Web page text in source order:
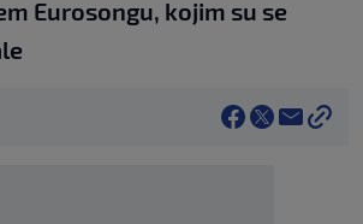
Eurosongu, kojim su se